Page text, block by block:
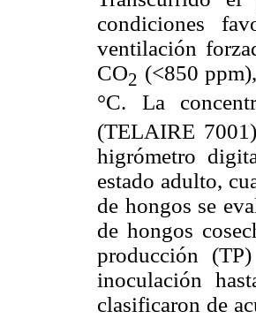
condiciones
ventilación
CO2 (<850
°C. La
(TELAIRE
higrómetro
estado adulto,
de hongos se
de hongos
producción
inoculación
clasificaron de